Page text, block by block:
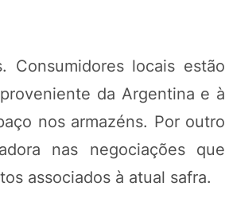
Consumidores locais estão
da Argentina e à
nos armazéns. Por outro
nas negociações que
associados à atual safra.